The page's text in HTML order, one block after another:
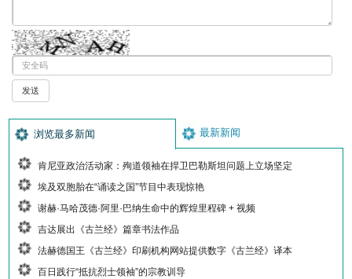
浏览最多新闻 最新新闻
肯尼亚政治活动家：殉道领袖在捍卫巴勒斯坦问题上立场坚定
埃及双胞胎在“诵读之国”节目中表现惊艳
谢赫·马哈茂德·阿里·巴纳生命中的辉煌里程碑 + 视频
吉达展出《古兰经》篇章书法作品
法赫德国王《古兰经》印刷机构网站提供数字《古兰经》译本
百日践行“抵抗烈士领袖”的宗教训导